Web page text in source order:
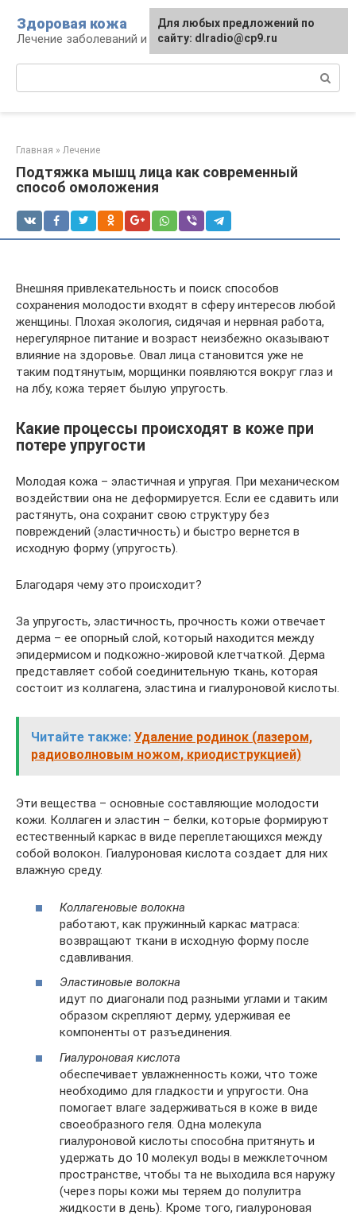
контенту
Здоровая кожа
Лечение заболеваний и уход за кожей
Главная » Лечение
Подтяжка мышц лица как современный
способ омоложения
Внешняя привлекательность и поиск способов
сохранения молодости входят в сферу интересов любой
женщины. Плохая экология, сидячая и нервная работа,
нерегулярное питание и возраст неизбежно оказывают
влияние на здоровье. Овал лица становится уже не
таким подтянутым, морщинки появляются вокруг глаз и
на лбу, кожа теряет былую упругость.
Какие процессы происходят в коже при
потере упругости
Молодая кожа – эластичная и упругая. При механическом
воздействии она не деформируется. Если ее сдавить или
растянуть, она сохранит свою структуру без
повреждений (эластичность) и быстро вернется в
исходную форму (упругость).
Благодаря чему это происходит?
За упругость, эластичность, прочность кожи отвечает
дерма – ее опорный слой, который находится между
эпидермисом и подкожно-жировой клетчаткой. Дерма
представляет собой соединительную ткань, которая
состоит из коллагена, эластина и гиалуроновой кислоты.
Читайте также: Удаление родинок (лазером,
радиоволновым ножом, криодиструкцией)
Эти вещества – основные составляющие молодости
кожи. Коллаген и эластин – белки, которые формируют
естественный каркас в виде переплетающихся между
собой волокон. Гиалуроновая кислота создает для них
влажную среду.
Коллагеновые волокна
работают, как пружинный каркас матраса:
возвращают ткани в исходную форму после
сдавливания.
Эластиновые волокна
идут по диагонали под разными углами и таким
образом скрепляют дерму, удерживая ее
компоненты от разъединения.
Гиалуроновая кислота
обеспечивает увлажненность кожи, что тоже
необходимо для гладкости и упругости. Она
помогает влаге задерживаться в коже в виде
своеобразного геля. Одна молекула
гиалуроновой кислоты способна притянуть и
удержать до 10 молекул воды в межклеточном
пространстве, чтобы та не выходила вся наружу
(через поры кожи мы теряем до полулитра
жидкости в день). Кроме того, гиалуроновая
Для любых предложений по
сайту: dlradio@cp9.ru